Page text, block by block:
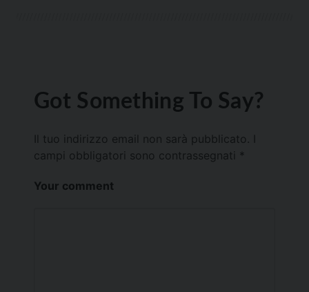
Got Something To Say?
Il tuo indirizzo email non sarà pubblicato.
campi obbligatori sono contrassegnati *
Your comment